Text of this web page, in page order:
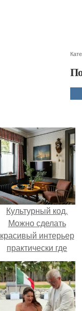
Культурный код.
Можно сделать
красивый интерьер
практически где
угодно.